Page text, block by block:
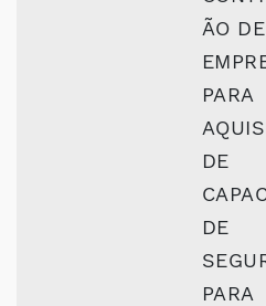
ÃO DE
PARA
DE
DE
PARA